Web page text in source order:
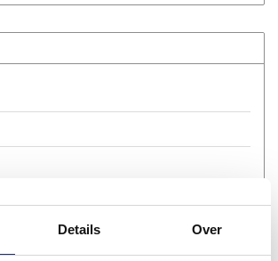
Details Over